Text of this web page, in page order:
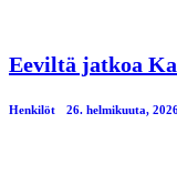
Eeviltä jatkoa
Henkilöt 26. helmikuuta,